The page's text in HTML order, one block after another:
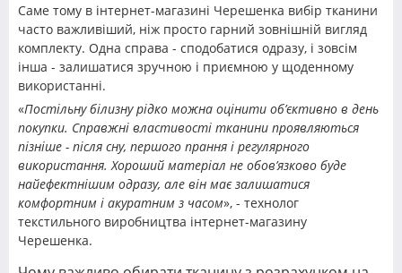
Саме тому в інтернет-магазині Черешенка вибір тканини
часто важливіший, ніж просто гарний зовнішній вигляд
комплекту. Одна справа - сподобатися одразу, і зовсім
інша - залишатися зручною і приємною у щоденному
використанні.
«Постільну білизну рідко можна оцінити об’єктивно в день
покупки. Справжні властивості тканини проявляються
пізніше - після сну, першого прання і регулярного
використання. Хороший матеріал не обов’язково буде
найефектнішим одразу, але він має залишатися
комфортним і акуратним з часом», - технолог
текстильного виробництва інтернет-магазину
Черешенка.